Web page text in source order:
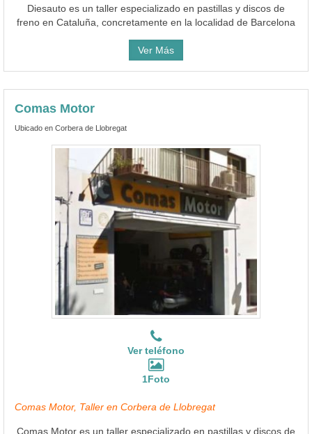
Diesauto es un taller especializado en pastillas y discos de
freno en Cataluña, concretamente en la localidad de Barcelona
Ver Más
Comas Motor
Ubicado en Corbera de Llobregat
Ver teléfono
1Foto
Comas Motor, Taller en Corbera de Llobregat
Comas Motor es un taller especializado en pastillas y discos de